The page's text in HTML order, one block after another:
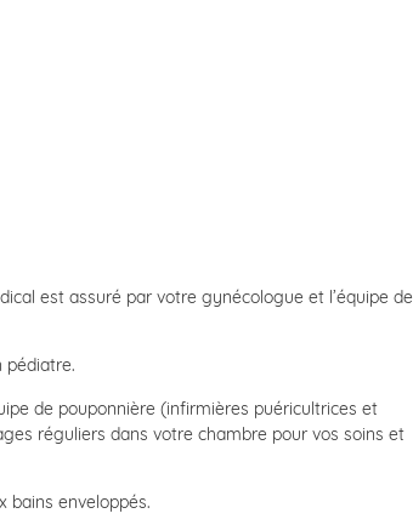
est assuré par votre gynécologue et l’équipe de
pédiatre.
de pouponnière (infirmières puéricultrices et
réguliers dans votre chambre pour vos soins et
bains enveloppés.